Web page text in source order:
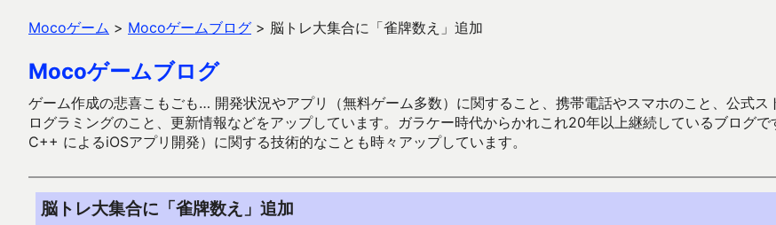
Mocoゲーム > Mocoゲームブログ > 脳トレ大集合に「雀牌数え」追加
Mocoゲームブログ
ゲーム作成の悲喜こもごも… 開発状況やアプリ（無料ゲーム多数）に関すること、携帯電話やスマホのこと、公式
ログラミングのこと、更新情報などをアップしています。ガラケー時代からかれこれ20年以上継続しているブロ
C++ によるiOSアプリ開発）に関する技術的なことも時々アップしています。
脳トレ大集合に「雀牌数え」追加